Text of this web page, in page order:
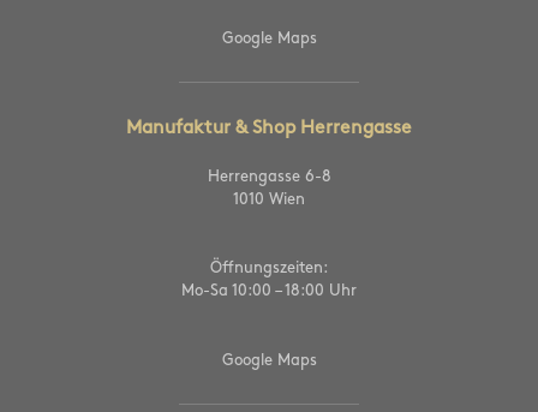
Google Maps
Manufaktur & Shop Herrengasse
Herrengasse 6-8
1010 Wien
Öffnungszeiten:
Mo-Sa 10:00 – 18:00 Uhr
Google Maps